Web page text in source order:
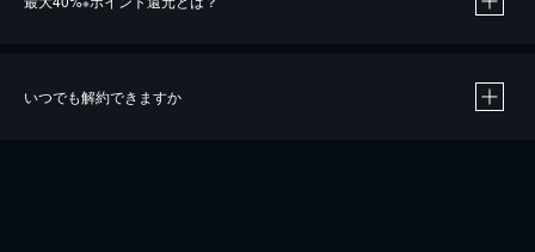
いつでも解約できますか